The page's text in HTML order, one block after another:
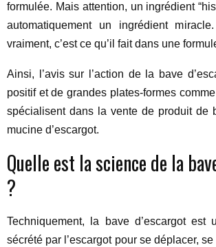
formulée. Mais attention, un ingrédient
automatiquement un ingrédient
vraiment, c’est ce qu’il fait dans une
Ainsi, l’avis sur l’action de la bave
positif et de grandes plates-formes comme
spécialisent dans la vente de produit de
mucine d’escargot.
Quelle est la science de la
?
Techniquement, la bave d’escargot est
sécrété par l’escargot pour se déplacer,